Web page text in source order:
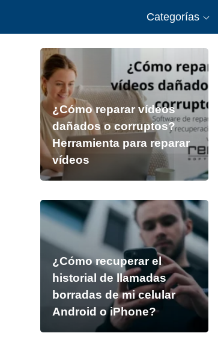
Categorías
¿Cómo reparar vídeos
dañados o corruptos?
Herramienta para reparar
vídeos
¿Cómo recuperar el
historial de llamadas
borradas de mi celular
Android o iPhone?